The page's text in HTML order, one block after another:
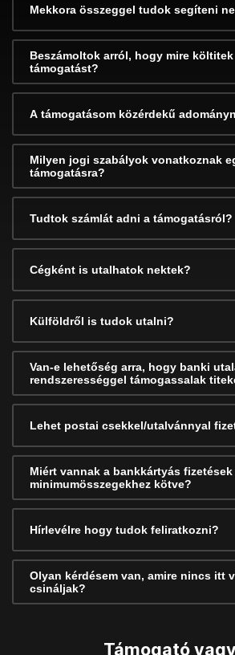
Mekkora összeggel tudok segíteni
Beszámoltok arról, hogy mire költitek
támogatást?
A támogatásom közérdekű
Milyen jogi szabályok vonatkoznak
támogatásra?
Tudtok számlát adni a támogatásról?
Cégként is utalhatok nektek?
Külföldről is tudok utalni?
Van-e lehetőség arra, hogy banki
rendszerességgel támogassalak
Lehet postai csekkel/utalvánnyal
Miért vannak a bankkártyás fizetések
minimumösszegekhez kötve?
Hírlevélre hogy tudok feliratkozni?
Olyan kérdésem van, amire nincs itt
csináljak?
Támogató